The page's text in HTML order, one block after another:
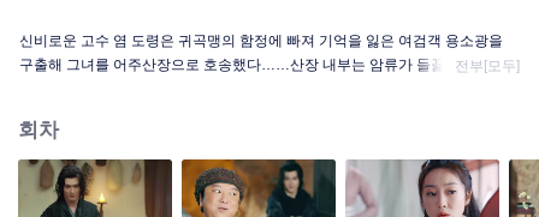
신비로운 고수 염 도령은 귀곡맹의 함정에 빠져 기억을 잃은 여검객 용소광을
구출해 그녀를 어주산장으로 호송했다……산장 내부는 암류가 들끓고, 강호에
곡맹에 맞선다. 그러나 과거의 일과 현재의 미스터리도 두 사람이 밝혀내기를
기다리고 있다…
전부[모두]
회차